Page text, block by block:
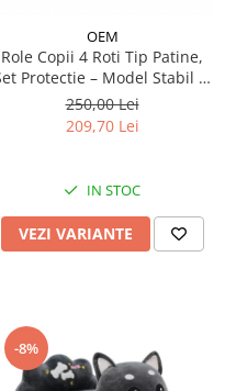
OEM
Role Copii 4 Roti Tip Patine,
Protectie – Model Stabil si
Reglabil - Roz
250,00 Lei
209,70 Lei
IN STOC
VEZI VARIANTE
-8%